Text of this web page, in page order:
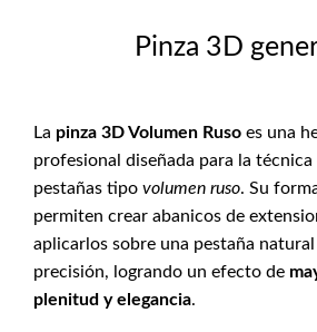
Pinza 3D
La pinza 3D Volumen Ruso es una
profesional diseñada para la
pestañas tipo volumen ruso. Su
permiten crear abanicos de
aplicarlos sobre una pestaña
precisión, logrando un efecto de
plenitud y elegancia.